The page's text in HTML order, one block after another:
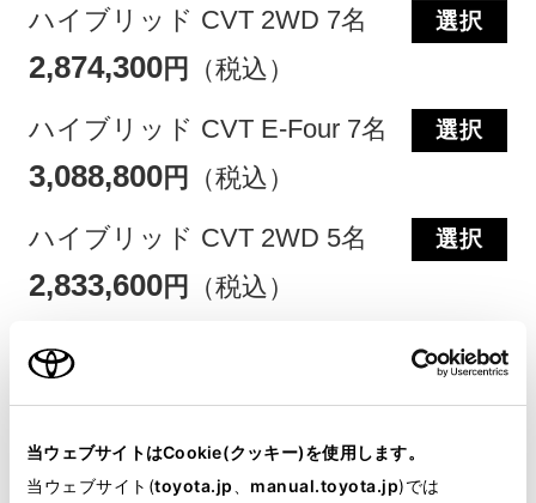
当ウェブサイトはCookie(クッキー)を使用します。
当ウェブサイト(toyota.jp manual.toyota.jp)では
ハイブリッド CVT 2WD 7名
2,874,300円 （税込）
選択
ハイブリッド CVT E-Four 7名
3,088,800円 （税込）
選択
ハイブリッド CVT 2WD 5名
2,833,600円 （税込）
選択
ハイブリッド CVT E-Four 5名 選択
ガソリン1.5L CVT 2WD 7名